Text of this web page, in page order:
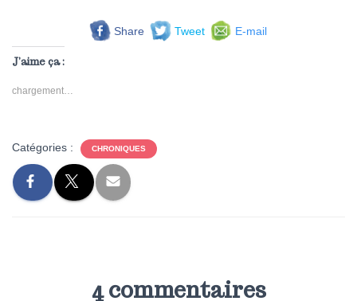
Share Tweet E-mail
J’aime ça :
chargement…
Catégories : CHRONIQUES
4 commentaires